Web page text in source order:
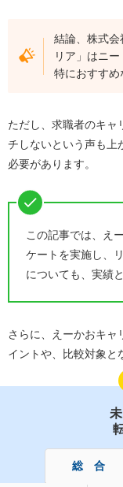
結論、株式
リア」はニ
特におすすめ
ただし、求職者のキャ
チしないという声も上
必要があります。
この記事では、え
ケートを実施し、
についても、実績
さらに、えーかおキャ
イントや、比較対象と
総 合